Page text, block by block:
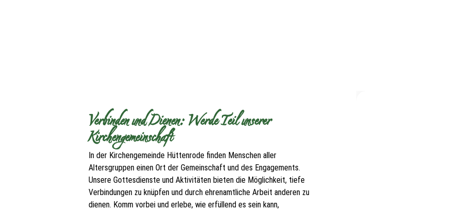
Verbinden und Dienen: Werde Teil unserer
Kirchengemeinschaft
In der Kirchengemeinde Hüttenrode finden Menschen aller
Altersgruppen einen Ort der Gemeinschaft und des Engagements.
Unsere Gottesdienste und Aktivitäten bieten die Möglichkeit, tiefe
Verbindungen zu knüpfen und durch ehrenamtliche Arbeit anderen zu
dienen. Komm vorbei und erlebe, wie erfüllend es sein kann,